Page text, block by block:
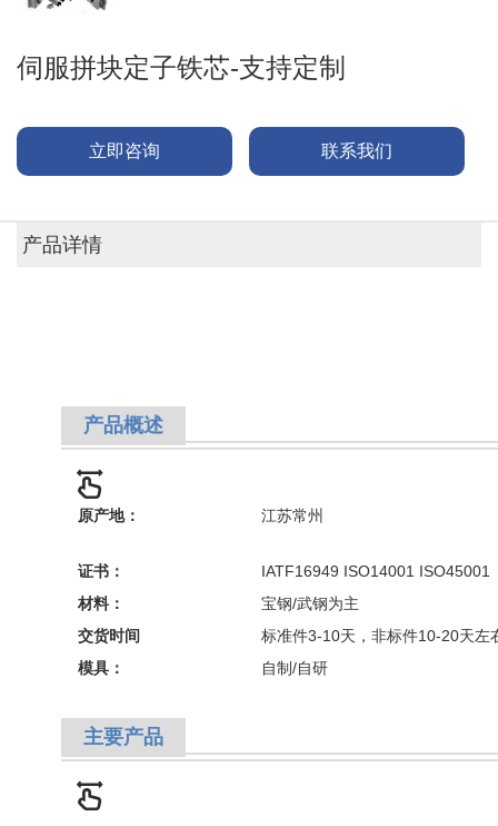
伺服拼块定子铁芯-支持定制
立即咨询 联系我们
产品详情
产品概述
原产地： 江苏常州
证书： IATF16949 ISO14001 ISO45001
材料：
宝钢/武钢为主
交货时间
标准件3-10天，非标件10-20天左
模具：
自制/自研
主要产品